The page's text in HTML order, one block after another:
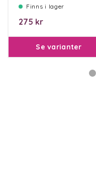
Finns i lager
275 kr
Se varianter